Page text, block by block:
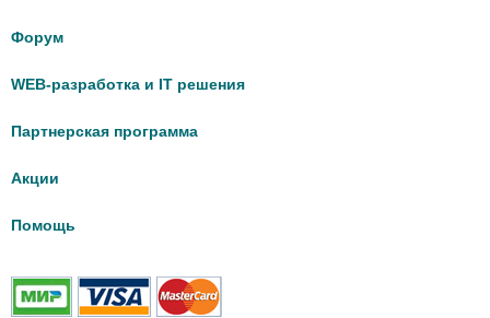
Форум
WEB-разработка и IT решения
Партнерская программа
Акции
Помощь